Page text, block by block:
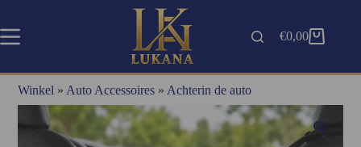
€0,00
Winkel » Auto Accessoires » Achterin de auto